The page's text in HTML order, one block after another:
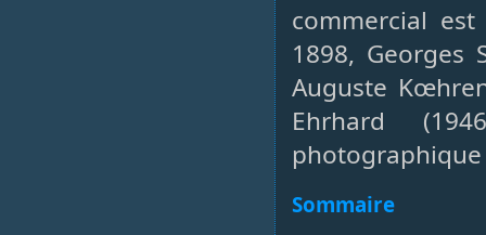
commercial
1898, Georges
Auguste
Ehrhard
photographique
Sommaire